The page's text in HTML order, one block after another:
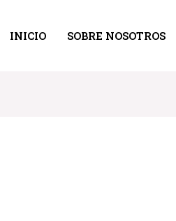
INICIO SOBRE NOSOTROS